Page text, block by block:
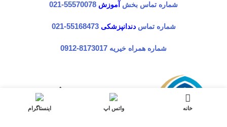
شماره تماس بخش آموزش 55570078-021
شماره تماسدندانپزشکی 55168473-021
شماره همراه خیریه 8173017-0912
خانه واتس اپ اینستاگرام